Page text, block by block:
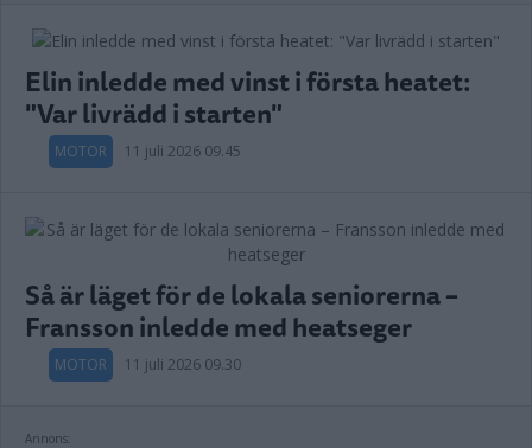
Elin inledde med vinst i första heatet:
"Var livrädd i starten"
MOTOR 11 juli 2026 09.45
Så är läget för de lokala seniorerna –
Fransson inledde med heatseger
MOTOR 11 juli 2026 09.30
Annons: